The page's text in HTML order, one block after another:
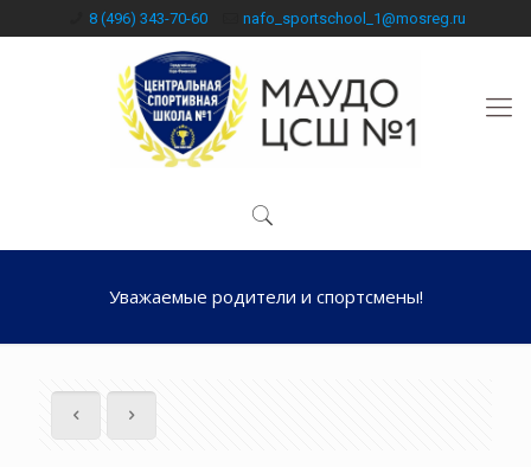
8 (496) 343-70-60 nafo_sportschool_1@mosreg.ru
Уважаемые родители и спортсмены!